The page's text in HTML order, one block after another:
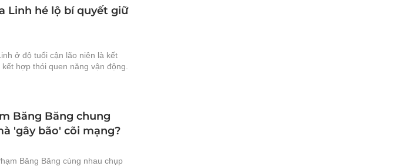
Linh hé lộ bí quyết giữ
ở độ tuổi cận lão niên là kết
hợp thói quen năng vận động.
Băng Băng chung
'gây bão' cõi mạng?
Băng Băng cùng nhau chụp